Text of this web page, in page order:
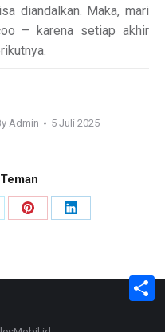
diandalkan. Maka, mari
– karena setiap akhir
Admin 5 Juli 2025
Share
Share